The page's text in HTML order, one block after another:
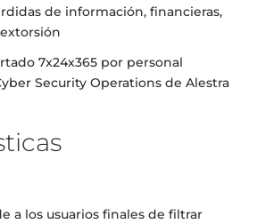
de información, financieras,
7x24x365 por personal
Security Operations de Alestra
a los usuarios finales de filtrar